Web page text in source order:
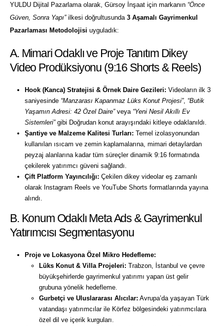
YULDU Dijital Pazarlama olarak, Gürsoy İnşaat için markanın “Önce
Güven, Sonra Yapı”ilkesi doğrultusunda 3 Aşamalı Gayrimenkul
Pazarlaması Metodolojisi uyguladık:
A. Mimari Odaklı ve Proje Tanıtım Dikey
Video Prodüksiyonu (9:16 Shorts & Reels)
Hook (Kanca) Stratejisi & Örnek Daire Gezileri: Videoların ilk 3
saniyesinde “Manzarası Kapanmaz Lüks Konut Projesi”, “Butik
Yaşamın Adresi: 42 Özel Daire”veya “Yeni Nesil Akıllı Ev
Sistemleri”gibi Doğrudan konut arayışındaki kitleye odaklanıldı.
Şantiye ve Malzeme Kalitesi Turları: Temel izolasyonundan
kullanılan ısıcam ve zemin kaplamalarına, mimari detaylardan
peyzaj alanlarına kadar tüm süreçler dinamik 9:16 formatında
çekilerek yatırımcı güveni sağlandı.
Çift Platform Yayıncılığı: Çekilen dikey videolar eş zamanlı
olarak Instagram Reels ve YouTube Shorts formatlarında yayına
alındı.
B. Konum Odaklı Meta Ads & Gayrimenkul
Yatırımcısı Segmentasyonu
Proje ve Lokasyona Özel Mikro Hedefleme:
Lüks Konut & Villa Projeleri: Trabzon, İstanbul ve çevre
büyükşehirlerde gayrimenkul yatırımı yapan üst gelir
grubuna yönelik hedefleme.
Gurbetçi ve Uluslararası Alıcılar: Avrupa’da yaşayan Türk
vatandaşı yatırımcılar ile Körfez bölgesindeki yatırımcılara
özel dil ve içerik kurguları.